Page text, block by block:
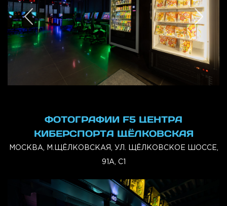
ФОТОГРАФИИ F5 ЦЕНТРА
КИБЕРСПОРТА ЩЁЛКОВСКАЯ
МОСКВА, М.ЩЁЛКОВСКАЯ, УЛ. ЩЁЛКОВСКОЕ ШОССЕ,
91А, С1